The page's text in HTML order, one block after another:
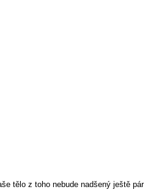
tělo z toho nebude nadšený ještě pár